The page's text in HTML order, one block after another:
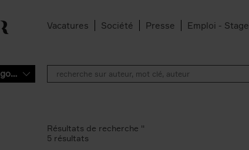
Vacatures Société Presse Emploi - Stage
Sélectionnez une catégorie
Résultats de recherche ''
5 résultats